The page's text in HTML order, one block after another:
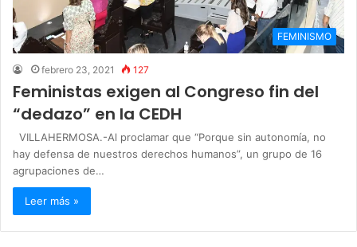
FEMINISMO
febrero 23, 2021 127
Feministas exigen al Congreso fin del
“dedazo” en la CEDH
VILLAHERMOSA.-Al proclamar que “Porque sin autonomía, no
hay defensa de nuestros derechos humanos”, un grupo de 16
agrupaciones de…
Leer más »